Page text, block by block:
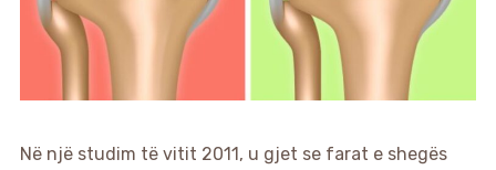
Në një studim të vitit 2011, u gjet se farat e shegës